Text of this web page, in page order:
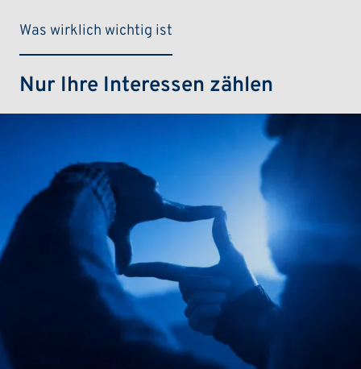
Was wirklich wichtig ist
Nur Ihre Interessen zählen